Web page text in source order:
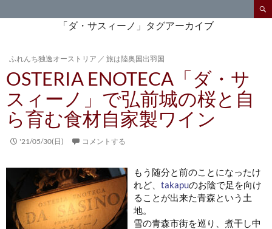
索
ン
ツ
へ
ス
キ
ッ
プ
「ダ・サスィーノ」タグアーカイブ
ふれんち独逸オーストリア ／ 旅は陸奥国出羽国
OSTERIA ENOTECA「ダ・サ
スィーノ」で弘前城の桜と自
ら育む食材自家製ワイン
'21/05/30(日) コメントする
もう随分と前のことになったけ
れど、 takapuのお陰で足を向け
ることが出来た青森という土
地。
雪の青森市街を巡り、煮干し中